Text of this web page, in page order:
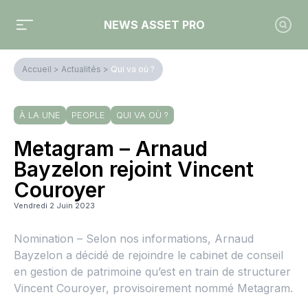
NEWS ASSET PRO
Accueil > Actualités > Qui va où ?
À LA UNE PEOPLE QUI VA OÙ ?
Metagram – Arnaud
Bayzelon rejoint Vincent
Couroyer
Vendredi 2 Juin 2023
Nomination – Selon nos informations, Arnaud
Bayzelon a décidé de rejoindre le cabinet de conseil
en gestion de patrimoine qu’est en train de structurer
Vincent Couroyer, provisoirement nommé Metagram.